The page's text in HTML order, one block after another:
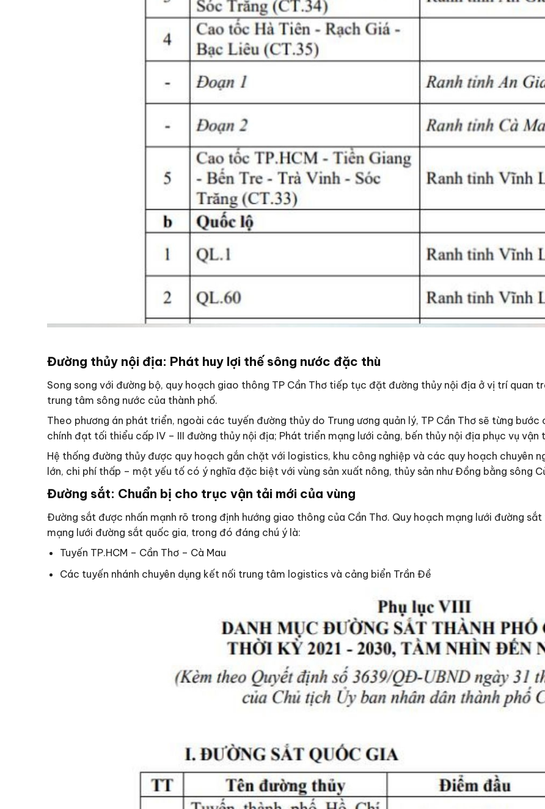
Đường thủy nội địa: Phát huy lợi thế sông nước đặc thù
Song song với đường bộ, quy hoạch giao thông TP Cần Thơ tiếp tục đặt đường thủy nội địa ở vị trí quan
trung tâm sông nước của thành phố.
Theo phương án phát triển, ngoài các tuyến đường thủy do Trung ương quản lý, TP Cần Thơ sẽ từng
chính đạt tối thiểu cấp IV – III đường thủy nội địa; Phát triển mạng lưới cảng, bến thủy nội địa phục vụ vận
Hệ thống đường thủy được quy hoạch gắn chặt với logistics, khu công nghiệp và các quy hoạch chuyên
lớn, chi phí thấp – một yếu tố có ý nghĩa đặc biệt với vùng sản xuất nông, thủy sản như Đồng bằng sông
Đường sắt: Chuẩn bị cho trục vận tải mới của vùng
Đường sắt được nhấn mạnh rõ trong định hướng giao thông của Cần Thơ. Quy hoạch mạng lưới đường
mạng lưới đường sắt quốc gia, trong đó đáng chú ý là:
Tuyến TP.HCM – Cần Thơ – Cà Mau
Các tuyến nhánh chuyên dụng kết nối trung tâm logistics và cảng biển Trần Đề